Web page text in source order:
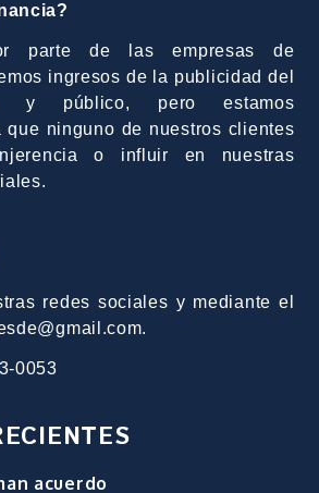
parte de las empresas de
ingresos de la publicidad del
y público, pero estamos
que ninguno de nuestros clientes
o influir en nuestras
redes sociales y mediante el
0053
acuerdo